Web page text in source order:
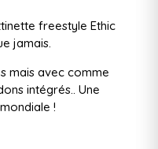
freestyle Ethic
jamais.
mais avec comme
intégrés.. Une
!